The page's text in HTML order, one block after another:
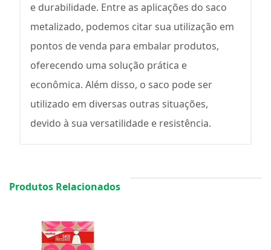
e durabilidade. Entre as aplicações do saco
metalizado, podemos citar sua utilização em
pontos de venda para embalar produtos,
oferecendo uma solução prática e
econômica. Além disso, o saco pode ser
utilizado em diversas outras situações,
devido à sua versatilidade e resistência.
Produtos Relacionados